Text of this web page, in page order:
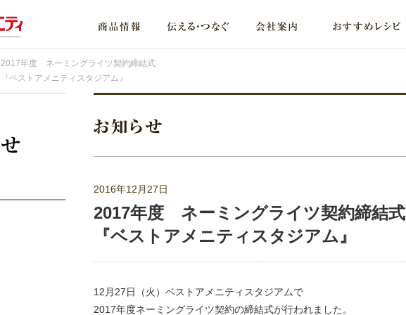
2017年度 ネーミングライツ契約締結式
『ベストアメニティスタジアム』
2016年12月27日
2017年度 ネーミングライツ契約締結式
『ベストアメニティスタジアム』
12月27日（火）ベストアメニティスタジアムで
2017年度ネーミングライツ契約の締結式が行われました。